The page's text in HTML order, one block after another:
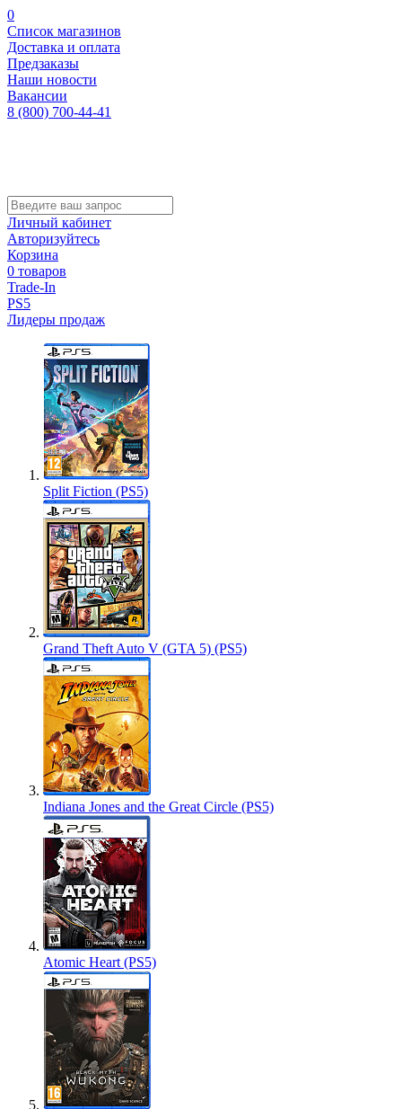
0
Список магазинов
Доставка и оплата
Предзаказы
Наши новости
Вакансии
8 (800) 700-44-41
Личный кабинет
Авторизуйтесь
Корзина
0 товаров
Trade-In
PS5
Лидеры продаж
Split Fiction (PS5)
Grand Theft Auto V (GTA 5) (PS5)
Indiana Jones and the Great Circle (PS5)
Atomic Heart (PS5)